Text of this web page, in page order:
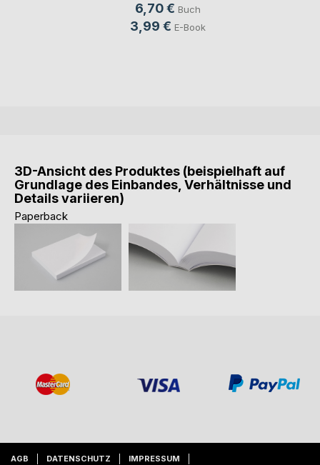
6,70 € Buch
3,99 € E-Book
3D-Ansicht des Produktes (beispielhaft auf
Grundlage des Einbandes, Verhältnisse und
Details variieren)
Paperback
AGB DATENSCHUTZ IMPRESSUM